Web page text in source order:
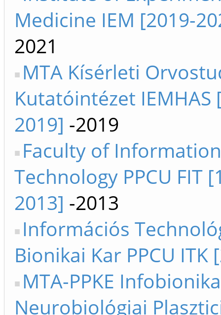
Medicine IEM [2019-
2021
MTA Kísérleti
Kutatóintézet IEMHAS
2019] -2019
Faculty of Information
Technology PPCU FIT
2013] -2013
Információs
Bionikai Kar PPCU ITK
MTA-PPKE
Neurobiológiai